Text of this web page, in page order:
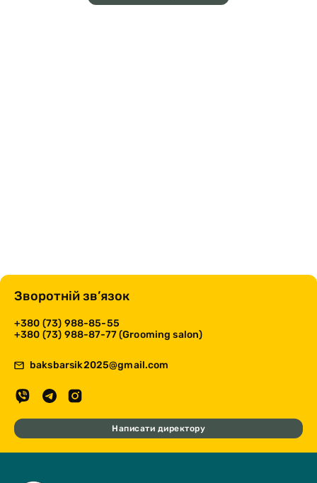
Зворотній зв’язок
+380 (73) 988-85-55
+380 (73) 988-87-77 (Grooming salon)
baksbarsik2025@gmail.com
Написати директору